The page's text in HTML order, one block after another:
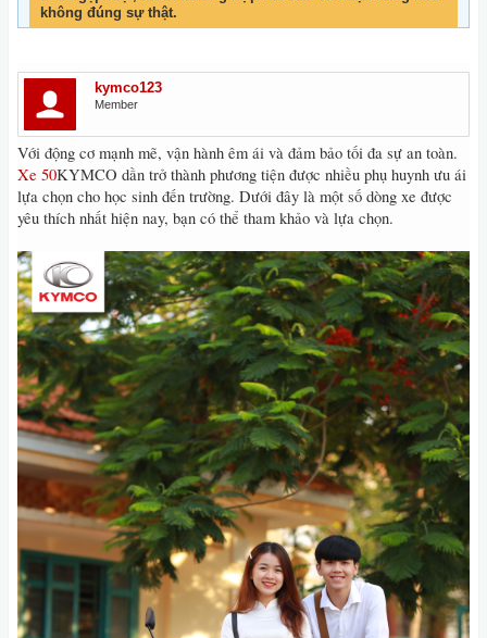
không đúng sự thật.
kymco123
Member
Với động cơ mạnh mẽ, vận hành êm ái và đảm bảo tối đa sự an toàn.
Xe 50KYMCO dần trở thành phương tiện được nhiều phụ huynh ưu ái
lựa chọn cho học sinh đến trường. Dưới đây là một số dòng xe được
yêu thích nhất hiện nay, bạn có thể tham khảo và lựa chọn.